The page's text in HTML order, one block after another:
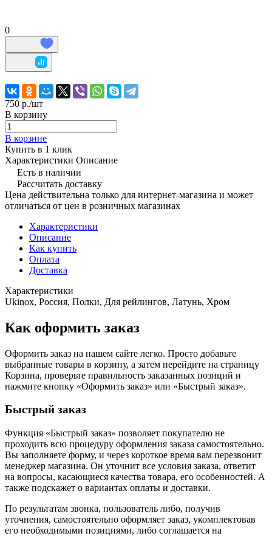
0
750 р./шт
В корзину
В корзине
Купить в 1 клик
Характеристики Описание
Есть в наличии
Рассчитать доставку
Цена действительна только для интернет-магазина и может
отличаться от цен в розничных магазинах
Характеристики
Описание
Как купить
Оплата
Доставка
Характеристики
Ukinox, Россия, Полки, Для рейлингов, Латунь, Хром
Как оформить заказ
Оформить заказ на нашем сайте легко. Просто добавьте
выбранные товары в корзину, а затем перейдите на страницу
Корзина, проверьте правильность заказанных позиций и
нажмите кнопку «Оформить заказ» или «Быстрый заказ».
Быстрый заказ
Функция «Быстрый заказ» позволяет покупателю не
проходить всю процедуру оформления заказа самостоятельно.
Вы заполняете форму, и через короткое время вам перезвонит
менеджер магазина. Он уточнит все условия заказа, ответит
на вопросы, касающиеся качества товара, его особенностей. А
также подскажет о вариантах оплаты и доставки.
По результатам звонка, пользователь либо, получив
уточнения, самостоятельно оформляет заказ, укомплектовав
его необходимыми позициями, либо соглашается на